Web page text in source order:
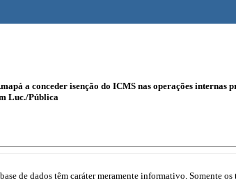
a conceder isenção do ICMS nas operações
Luc./Pública
de dados têm caráter meramente informativo. Somente